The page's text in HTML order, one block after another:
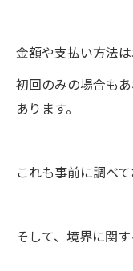
金額や支払い方法
初回のみの場合も
あります。
これも事前に調べ
そして、境界に関